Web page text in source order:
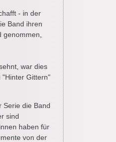
- in der
Band ihren
genommen,
war dies
"Hinter Gittern"
Serie die Band
sind
haben für
von der